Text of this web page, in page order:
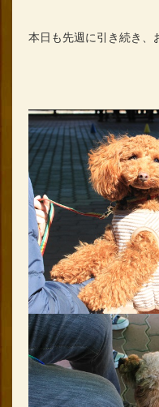
本日も先週に引き続き、